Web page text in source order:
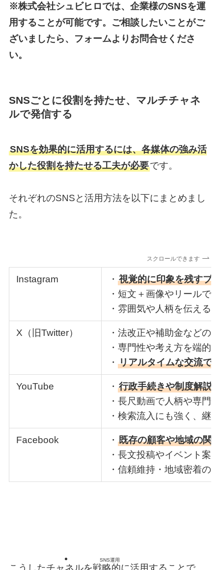
※株式会社シュビヒロでは、企業様のSNSを運
用することが可能です。ご相談したいことがご
ざいましたら、フォームよりお問合せくださ
い。
SNSごとに役割を持たせ、マルチチャネ
ルで発信する
SNSを効果的に活用するには、各媒体の強み活
かした役割を持たせる工夫が必要です。
それぞれのSNSと活用方法を以下にまとめまし
た。
スクロールできます
Instagram ・視覚的に印象を残すブ
・短文＋画像やリールで
・雰囲気や人柄を伝える
X（旧Twitter）
・法改正や補助金などの
・専門性や考え方を端的
・リアルタイムな交流で
YouTube ・行政手続きや制度解説
・長尺動画で人柄や専門
・検索流入にも強く、継
Facebook ・既存の顧客や地域の関
・長文投稿やイベント案
・信頼維持・地域密着の
こうしたチャネルを戦略的に活用することで、
SNS運用